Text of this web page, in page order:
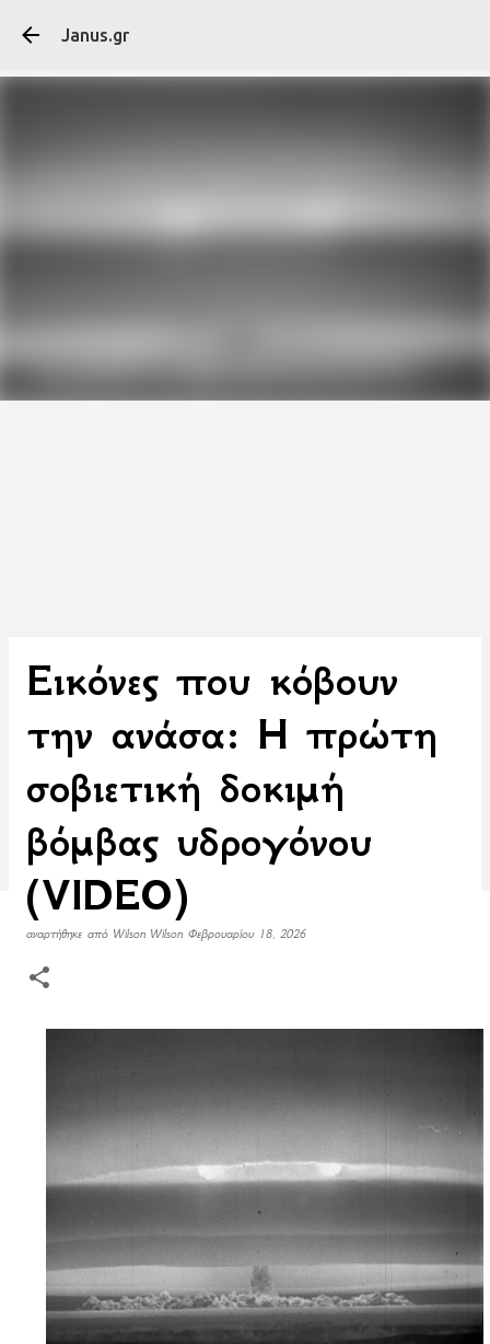
Janus.gr
Εικόνες που κόβουν
την ανάσα: Η πρώτη
σοβιετική δοκιμή
βόμβας υδρογόνου
(VIDEO)
αναρτήθηκε από Wilson Wilson Φεβρουαρίου 18, 2026